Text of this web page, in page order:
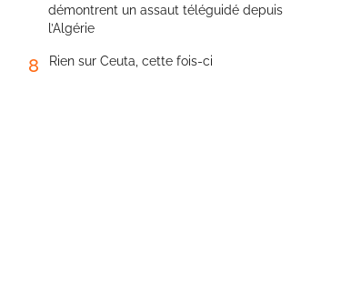
démontrent un assaut téléguidé depuis
l’Algérie
8 Rien sur Ceuta, cette fois-ci